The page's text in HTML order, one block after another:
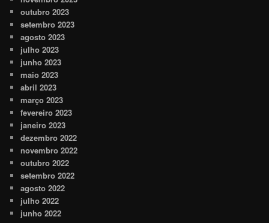
outubro 2023
setembro 2023
agosto 2023
julho 2023
junho 2023
maio 2023
abril 2023
março 2023
fevereiro 2023
janeiro 2023
dezembro 2022
novembro 2022
outubro 2022
setembro 2022
agosto 2022
julho 2022
junho 2022